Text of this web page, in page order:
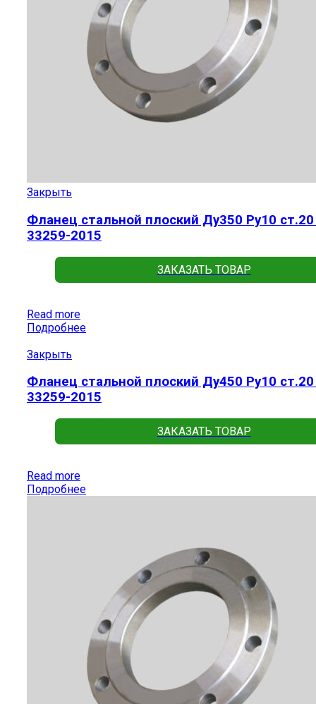
Закрыть
Фланец стальной плоский Ду350 Ру10
33259-2015
ЗАКАЗАТЬ ТОВАР
Read more
Подробнее
Закрыть
Фланец стальной плоский Ду450 Ру10
33259-2015
ЗАКАЗАТЬ ТОВАР
Read more
Подробнее